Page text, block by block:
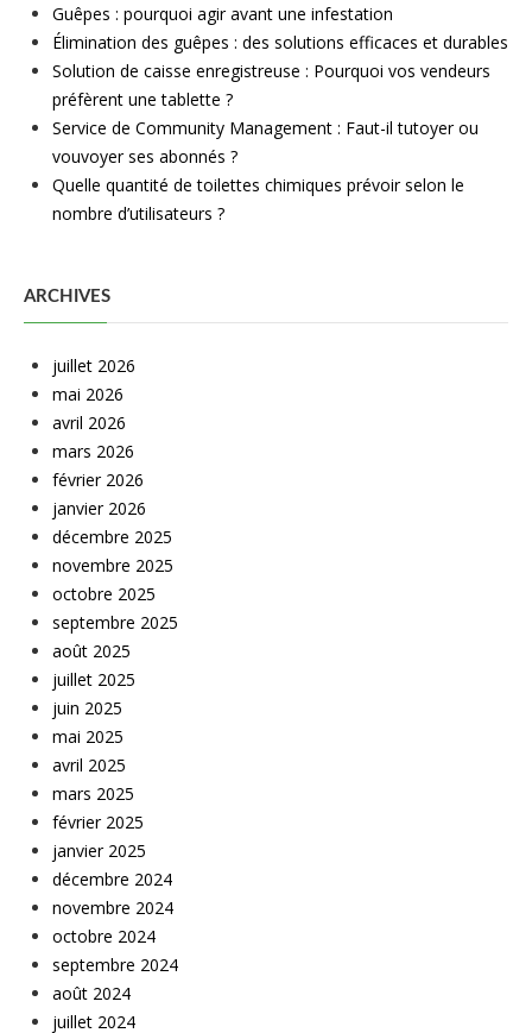
Guêpes : pourquoi agir avant une infestation
Élimination des guêpes : des solutions efficaces et durables
Solution de caisse enregistreuse : Pourquoi vos vendeurs
préfèrent une tablette ?
Service de Community Management : Faut-il tutoyer ou
vouvoyer ses abonnés ?
Quelle quantité de toilettes chimiques prévoir selon le
nombre d’utilisateurs ?
ARCHIVES
juillet 2026
mai 2026
avril 2026
mars 2026
février 2026
janvier 2026
décembre 2025
novembre 2025
octobre 2025
septembre 2025
août 2025
juillet 2025
juin 2025
mai 2025
avril 2025
mars 2025
février 2025
janvier 2025
décembre 2024
novembre 2024
octobre 2024
septembre 2024
août 2024
juillet 2024